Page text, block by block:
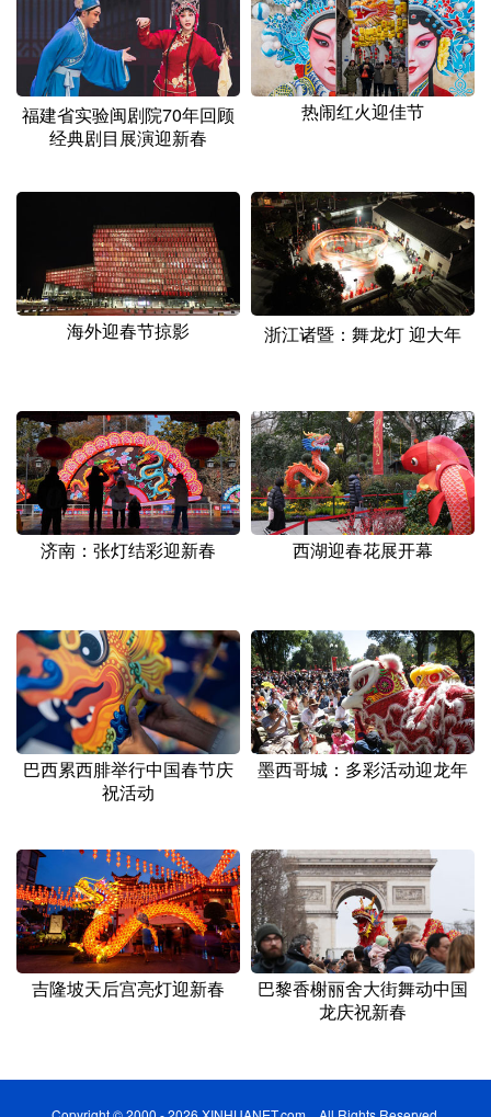
Русский язык 日本語 한국어
Deutsch Português
福建省实验闽剧院70年回顾
经典剧目展演迎新春
热闹红火迎佳节
海外迎春节掠影 浙江诸暨：舞龙灯 迎大年
济南：张灯结彩迎新春 西湖迎春花展开幕
巴西累西腓举行中国春节庆
祝活动
墨西哥城：多彩活动迎龙年
吉隆坡天后宫亮灯迎新春
巴黎香榭丽舍大街舞动中国
龙庆祝新春